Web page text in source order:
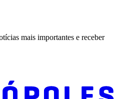
mais importantes e receber